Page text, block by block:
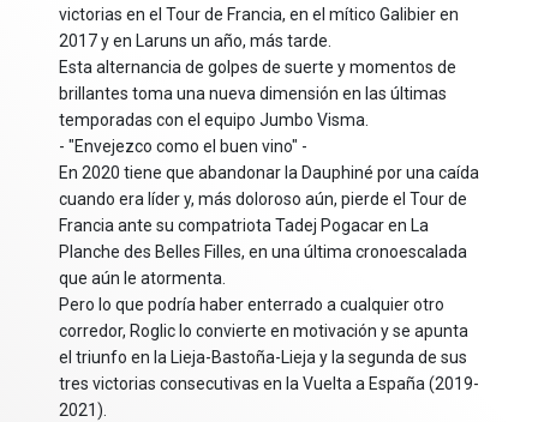
victorias en el Tour de Francia, en el mítico Galibier en
2017 y en Laruns un año, más tarde.
Esta alternancia de golpes de suerte y momentos de
brillantes toma una nueva dimensión en las últimas
temporadas con el equipo Jumbo Visma.
- "Envejezco como el buen vino" -
En 2020 tiene que abandonar la Dauphiné por una caída
cuando era líder y, más doloroso aún, pierde el Tour de
Francia ante su compatriota Tadej Pogacar en La
Planche des Belles Filles, en una última cronoescalada
que aún le atormenta.
Pero lo que podría haber enterrado a cualquier otro
corredor, Roglic lo convierte en motivación y se apunta
el triunfo en la Lieja-Bastoña-Lieja y la segunda de sus
tres victorias consecutivas en la Vuelta a España (2019-
2021).